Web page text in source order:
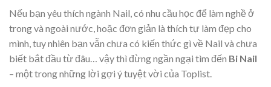
Nếu bạn yêu thích ngành Nail, có nhu cầu học để làm nghề ở
trong và ngoài nước, hoặc đơn giản là thích tự làm đẹp cho
mình, tuy nhiên bạn vẫn chưa có kiến thức gì về Nail và chưa
biết bắt đầu từ đâu… vậy thì đừng ngần ngại tìm đến ‎ Bi Nail‎
– một trong những lời gợi ý tuyệt vời của Toplist.